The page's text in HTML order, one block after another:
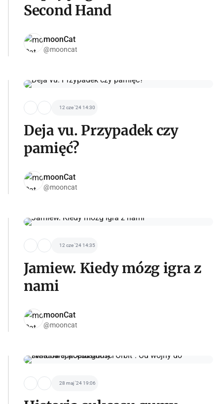
Second Hand
moonCat
@mooncat
12 cze '24 14:30
Deja vu. Przypadek czy
pamięć?
moonCat
@mooncat
12 cze '24 14:35
Jamiew. Kiedy mózg igra z
nami
moonCat
@mooncat
28 maj '24 19:06